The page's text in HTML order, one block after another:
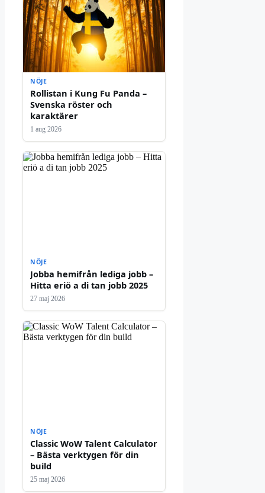
NÖJE
Rollistan i Kung Fu Panda –
Svenska röster och
karaktärer
1 aug 2026
NÖJE
Jobba hemifrån lediga jobb –
Hitta eriö a di tan jobb 2025
27 maj 2026
NÖJE
Classic WoW Talent Calculator
– Bästa verktygen för din
build
25 maj 2026